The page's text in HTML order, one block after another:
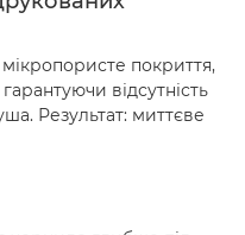
покриття,
відсутність
Результат: миттєве